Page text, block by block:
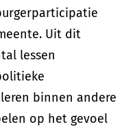
Uit dit
lessen
binnen andere
op het gevoel